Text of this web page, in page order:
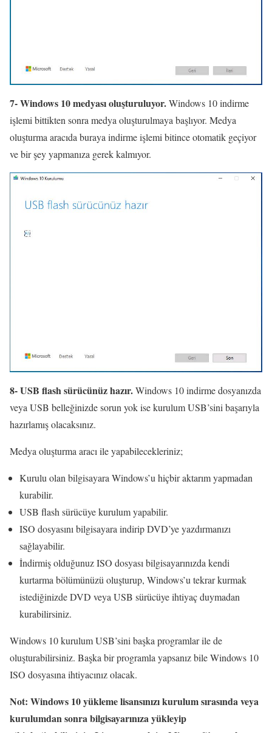
7- Windows 10 medyası oluşturuluyor.Windows 10 indirme
işlemi bittikten sonra medya oluşturulmaya başlıyor. Medya
oluşturma aracıda buraya indirme işlemi bitince otomatik geçiyor
ve bir şey yapmanıza gerek kalmıyor.
8- USB flash sürücünüz hazır.Windows 10 indirme dosyanızda
veya USB belleğinizde sorun yok ise kurulum USB’sini başarıyla
hazırlamış olacaksınız.
Medya oluşturma aracı ile yapabilecekleriniz;
Kurulu olan bilgisayara Windows’u hiçbir aktarım yapmadan
kurabilir.
USB flash sürücüye kurulum yapabilir.
ISO dosyasını bilgisayara indirip DVD’ye yazdırmanızı
sağlayabilir.
İndirmiş olduğunuz ISO dosyası bilgisayarınızda kendi
kurtarma bölümünüzü oluşturup, Windows’u tekrar kurmak
istediğinizde DVD veya USB sürücüye ihtiyaç duymadan
kurabilirsiniz.
Windows 10 kurulum USB’sini başka programlar ile de
oluşturabilirsiniz. Başka bir programla yapsanız bile Windows 10
ISO dosyasına ihtiyacınız olacak.
Not: Windows 10 yükleme lisansınızı kurulum sırasında veya
kurulumdan sonra bilgisayarınıza yükleyip